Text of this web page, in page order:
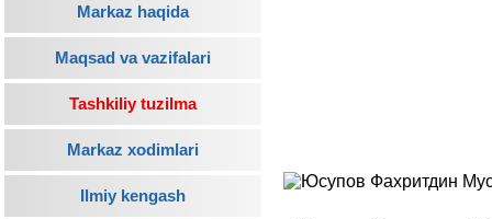
Markaz haqida
Maqsad va vazifalari
Tashkiliy tuzilma
Markaz xodimlari
Ilmiy kengash